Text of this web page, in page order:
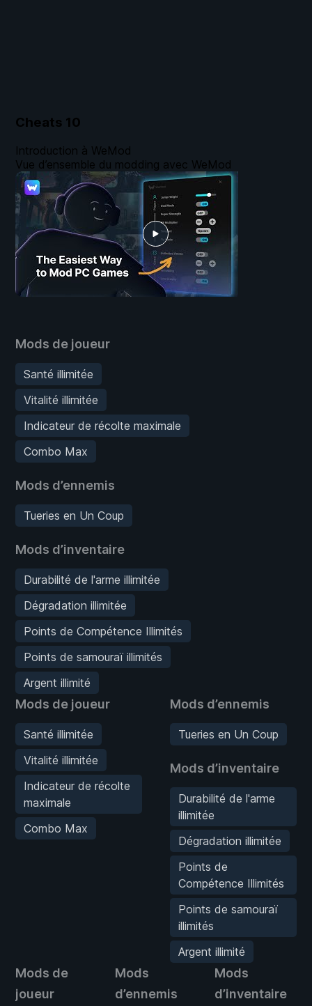
Cheats 10
Mods de joueur
Santé illimitée
Vitalité illimitée
Indicateur de récolte maximale
Combo Max
Mods d’ennemis
Tueries en Un Coup
Mods d’inventaire
Durabilité de l'arme illimitée
Dégradation illimitée
Points de Compétence Illimités
Points de samouraï illimités
Argent illimité
Mods de joueur
Santé illimitée
Vitalité illimitée
Indicateur de récolte
maximale
Combo Max
Mods d’ennemis
Tueries en Un Coup
Mods d’inventaire
Durabilité de l'arme
illimitée
Dégradation illimitée
Points de
Compétence Illimités
Points de samouraï
illimités
Argent illimité
Mods de
joueur
Mods
d’ennemis
Mods
d’inventaire
Introduction à WeMod
Vue d’ensemble du modding avec WeMod